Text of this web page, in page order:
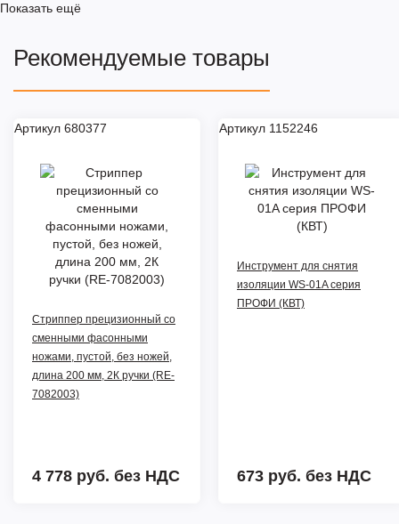
Показать ещё
Рекомендуемые товары
Артикул 680377
Стриппер прецизионный со
сменными фасонными
ножами, пустой, без ножей,
длина 200 мм, 2К ручки (RE-
7082003)
4 778 руб. без НДС
Артикул 1152246
Инструмент для снятия
изоляции WS-01A серия
ПРОФИ (КВТ)
673 руб. без НДС